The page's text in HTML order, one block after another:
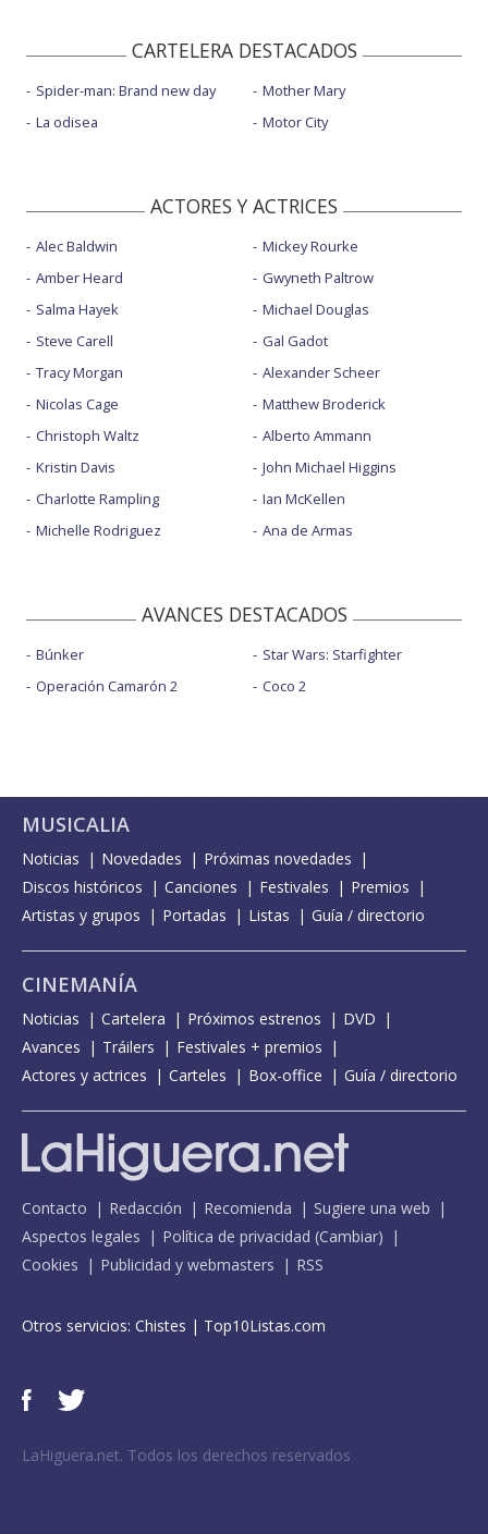
CARTELERA DESTACADOS
Spider-man: Brand new day
La odisea
Mother Mary
Motor City
ACTORES Y ACTRICES
Alec Baldwin
Amber Heard
Salma Hayek
Steve Carell
Tracy Morgan
Nicolas Cage
Christoph Waltz
Kristin Davis
Charlotte Rampling
Michelle Rodriguez
Mickey Rourke
Gwyneth Paltrow
Michael Douglas
Gal Gadot
Alexander Scheer
Matthew Broderick
Alberto Ammann
John Michael Higgins
Ian McKellen
Ana de Armas
AVANCES DESTACADOS
Búnker
Operación Camarón 2
Star Wars: Starfighter
Coco 2
MUSICALIA
Noticias Novedades
Próximas novedades
Discos históricos
Canciones Festivales
Premios
Artistas y grupos
Portadas Listas Guía / directorio
CINEMANÍA
Noticias Cartelera Próximos estrenos
DVD
Avances
Tráilers
Festivales + premios
Actores y actrices
Carteles Box-office Guía / directorio
Contacto Redacción Recomienda
Sugiere una web
Aspectos legales
Política de privacidad (Cambiar)
Cookies
Publicidad y webmasters RSS
Otros servicios: Chistes | Top10Listas.com
LaHiguera.net. Todos los derechos reservados